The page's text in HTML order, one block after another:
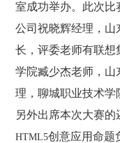
室成功举办。此次
公司祝晓辉经理，山
长，评委老师有联
学院臧少杰老师，
理，聊城职业技术学
另外出席本次大赛的
HTML5创意应用命题